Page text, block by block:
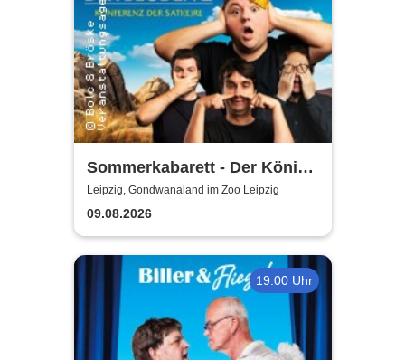
Sommerkabarett - Der König
der Blöden 2 | Central
Kabarett Leipzig
Leipzig, Gondwanaland im Zoo Leipzig
09.08.2026
19:00 Uhr